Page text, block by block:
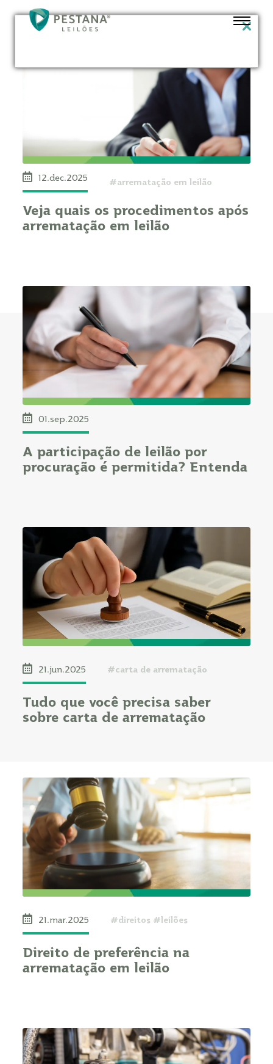
12.dec.2025 #arrematação em leilão
Veja quais os procedimentos após
arrematação em leilão
01.sep.2025
A participação de leilão por
procuração é permitida? Entenda
21.jun.2025 #carta de arrematação
Tudo que você precisa saber
sobre carta de arrematação
21.mar.2025 #direitos #leilões
Direito de preferência na
arrematação em leilão